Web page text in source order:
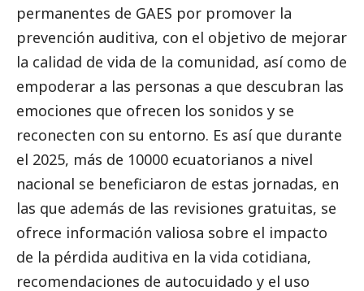
permanentes de GAES por promover la
prevención auditiva, con el objetivo de mejorar
la calidad de vida de la comunidad, así como de
empoderar a las personas a que descubran las
emociones que ofrecen los sonidos y se
reconecten con su entorno. Es así que durante
el 2025, más de 10000 ecuatorianos a nivel
nacional se beneficiaron de estas jornadas, en
las que además de las revisiones gratuitas, se
ofrece información valiosa sobre el impacto
de la pérdida auditiva en la vida cotidiana,
recomendaciones de autocuidado y el uso